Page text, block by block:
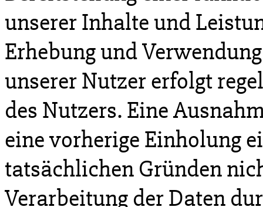
unserer Inhalte und
Erhebung und
unserer Nutzer erfolgt
des Nutzers. Eine
eine vorherige Einholung
tatsächlichen Gründen
Verarbeitung der Daten